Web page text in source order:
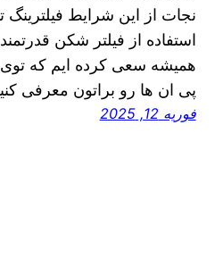
نجات از این شرایط فیلترینگ
استفاده از فیلتر شکن
همیشه سعی کرده ایم که
پی ان ها رو براتون معرفی
فوریه 12, 2025